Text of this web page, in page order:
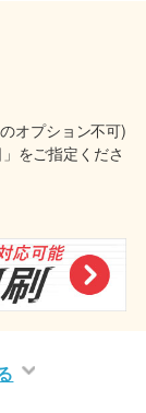
オプション不可)
をご指定くださ